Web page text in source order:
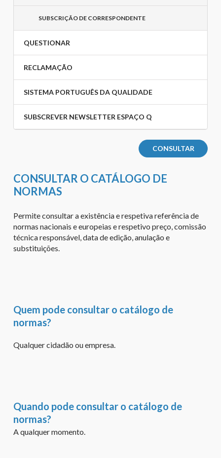
SUBSCRIÇÃO DE CORRESPONDENTE
QUESTIONAR
RECLAMAÇÃO
SISTEMA PORTUGUÊS DA QUALIDADE
SUBSCREVER NEWSLETTER ESPAÇO Q
CONSULTAR
CONSULTAR O CATÁLOGO DE
NORMAS
Permite consultar a existência e respetiva referência de
normas nacionais e europeias e respetivo preço, comissão
técnica responsável, data de edição, anulação e
substituições.
Quem pode consultar o catálogo de
normas?
Qualquer cidadão ou empresa.
Quando pode consultar o catálogo de
normas?
A qualquer momento.